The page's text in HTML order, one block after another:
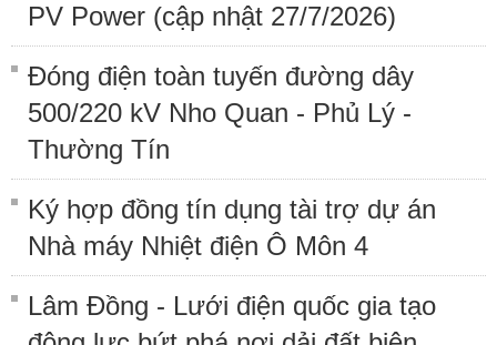
PV Power (cập nhật 27/7/2026)
Đóng điện toàn tuyến đường dây
500/220 kV Nho Quan - Phủ Lý -
Thường Tín
Ký hợp đồng tín dụng tài trợ dự án
Nhà máy Nhiệt điện Ô Môn 4
Lâm Đồng - Lưới điện quốc gia tạo